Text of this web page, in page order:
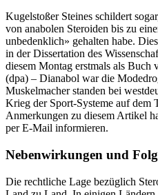
Kugelstoßer Steines schildert
von anabolen Steroiden bis zu
unbedenklich» gehalten habe.
in der Dissertation des
diesem Montag erstmals als
(dpa) – Dianabol war die
Muskelmacher standen bei
Krieg der Sport-Systeme auf dem
Anmerkungen zu diesem Artikel
per E-Mail informieren.
Nebenwirkungen und
Die rechtliche Lage bezüglich